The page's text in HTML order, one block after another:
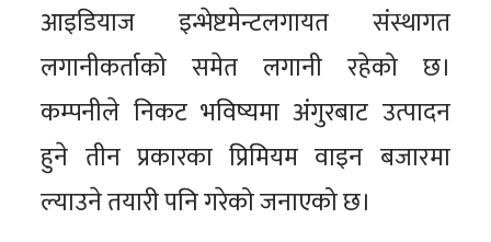
आइडियाज इन्भेष्टमेन्टलगायत संस्थागत
लगानीकर्ताको समेत लगानी रहेको छ।
कम्पनीले निकट भविष्यमा अंगुरबाट उत्पादन
हुने तीन प्रकारका प्रिमियम वाइन बजारमा
ल्याउने तयारी पनि गरेको जनाएको छ।